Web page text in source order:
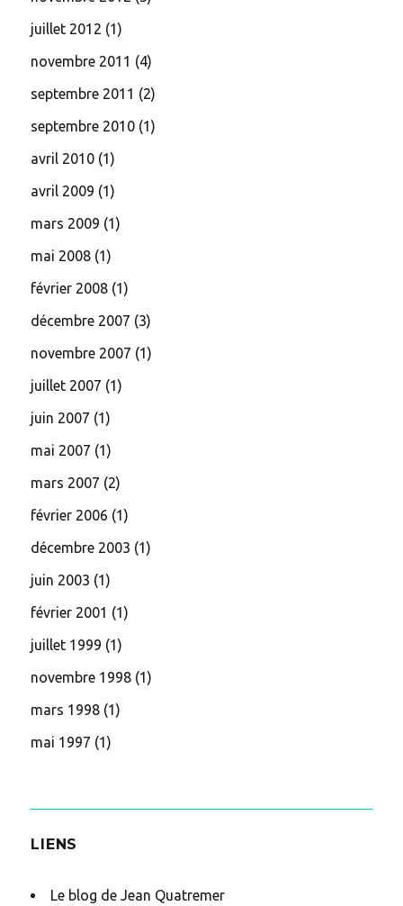
juillet 2012 (1)
novembre 2011 (4)
septembre 2011 (2)
septembre 2010 (1)
avril 2010 (1)
avril 2009 (1)
mars 2009 (1)
mai 2008 (1)
février 2008 (1)
décembre 2007 (3)
novembre 2007 (1)
juillet 2007 (1)
juin 2007 (1)
mai 2007 (1)
mars 2007 (2)
février 2006 (1)
décembre 2003 (1)
juin 2003 (1)
février 2001 (1)
juillet 1999 (1)
novembre 1998 (1)
mars 1998 (1)
mai 1997 (1)
LIENS
Le blog de Jean Quatremer